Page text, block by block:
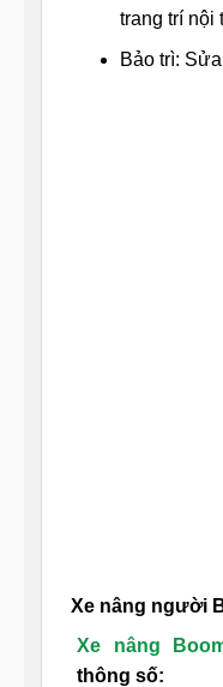
trang trí nội
Bảo trì:
Xe nâng người
Xe nâng
thông số: